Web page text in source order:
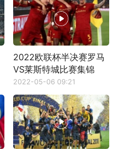
2022欧联杯半决赛罗马
VS莱斯特城比赛集锦
2022-05-06 09:21